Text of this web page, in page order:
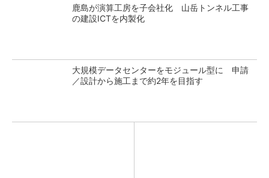
鹿島が演算工房を子会社化 山岳トンネル工事
の建設ICTを内製化
大規模データセンターをモジュール型に 申請
／設計から施工まで約2年を目指す